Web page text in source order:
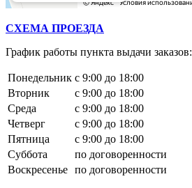
СХЕМА ПРОЕЗДА
График работы пункта выдачи заказов:
Понедельник с 9:00 до 18:00
Вторник
с 9:00 до 18:00
Среда
с 9:00 до 18:00
Четверг
с 9:00 до 18:00
Пятница
с 9:00 до 18:00
Суббота
по договоренности
Воскресенье по договоренности